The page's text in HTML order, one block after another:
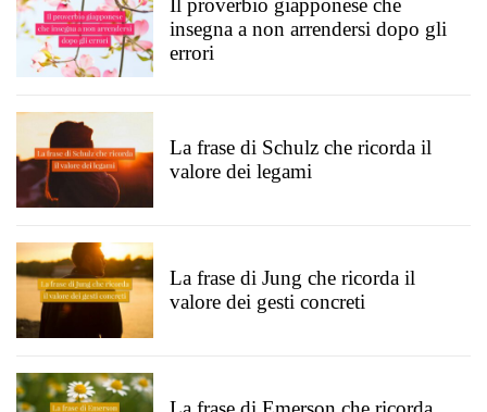
insegna a non arrendersi dopo gli
errori
La frase di Schulz che ricorda il
valore dei legami
La frase di Jung che ricorda il
valore dei gesti concreti